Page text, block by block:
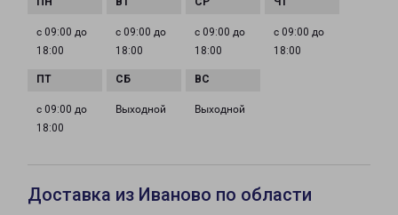
с 09:00 до
18:00
с 09:00 до
18:00
с 09:00 до
18:00
с 09:00 до
18:00
с 09:00 до
18:00
Выходной Выходной
Доставка из Иваново по области